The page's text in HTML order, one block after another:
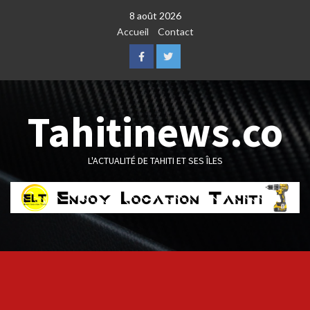
8 août 2026
Accueil
Contact
FacebookTwitter
Tahitinews.co
L'ACTUALITÉ DE TAHITI ET SES ÎLES